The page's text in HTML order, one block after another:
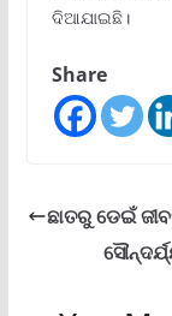
ଦିଆଯାଇଛି।
Share
ଛାତରୁ ଡେଇଁ